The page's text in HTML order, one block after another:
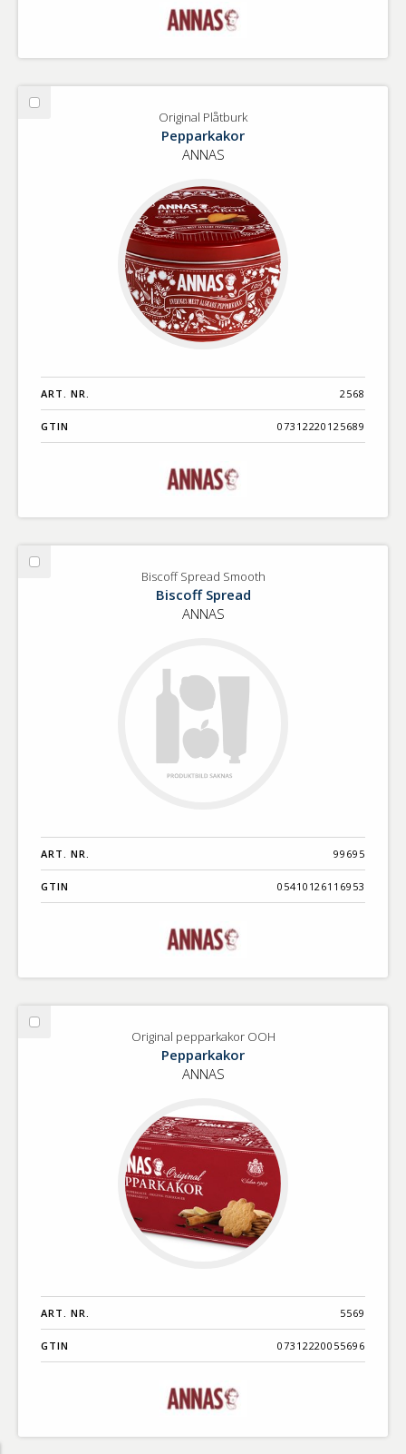
Välj
Original Plåtburk
Pepparkakor
ANNAS
ART. NR. 2568
GTIN 07312220125689
Välj
Biscoff Spread Smooth
Biscoff Spread
ANNAS
ART. NR. 99695
GTIN 05410126116953
Välj
Original pepparkakor OOH
Pepparkakor
ANNAS
ART. NR. 5569
GTIN 07312220055696